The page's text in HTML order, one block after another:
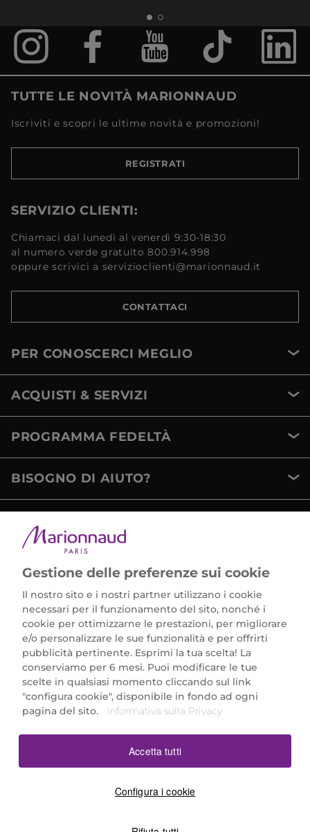
TUTTE LE NOVITÀ MARIONNAUD
Iscriviti e scopri le ultime novità e promozioni!
REGISTRATI
SERVIZIO CLIENTI:
Chiamaci dal lunedì al venerdì 9:30-18:30
al numero verde gratuito 800.914.998
oppure scrivici a servizioclienti@marionnaud.it
CONTATTACI
PER CONOSCERCI MEGLIO
ACQUISTI & SERVIZI
PROGRAMMA FEDELTÀ
BISOGNO DI AIUTO?
Marionnaud Parfumeries Italia S.r.l.
Largo Fiera Milano 5, 20017 Rho (MI)
REA Milano 1650024 con P.IVA 13425220152.
SCARICA LA NOSTRA APP
Gestione delle preferenze sui cookie
Il nostro sito e i nostri partner utilizzano i cookie
necessari per il funzionamento del sito, nonché i
cookie per ottimizzarne le prestazioni, per migliorare
e/o personalizzare le sue funzionalità e per offrirti
pubblicità pertinente. Esprimi la tua scelta! La
conserviamo per 6 mesi. Puoi modificare le tue
scelte in qualsiasi momento cliccando sul link
"configura cookie", disponibile in fondo ad ogni
pagina del sito.
Informativa sulla Privacy
Configura i cookie
Accetta tutti